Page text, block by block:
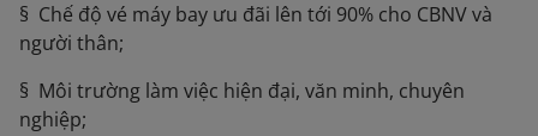
§ Chế độ vé máy bay ưu đãi lên tới 90% cho CBNV và
người thân;
§ Môi trường làm việc hiện đại, văn minh, chuyên
nghiệp;